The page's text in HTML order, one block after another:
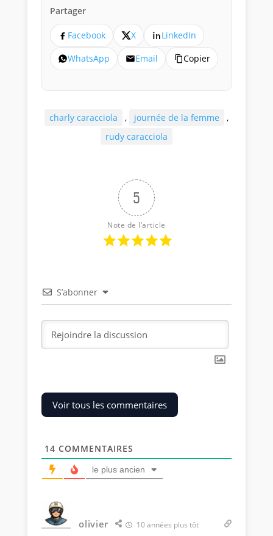
Partager
Facebook X
LinkedIn
WhatsApp
Email Copier
charly caracciola , journée de la femme
,
rudy caracciola
5
Note de l’article
S’abonner
Voir tous les commentaires
14 COMMENTAIRES
le plus ancien
olivier 10 années plus tôt